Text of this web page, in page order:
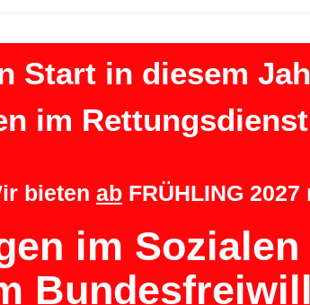
Start in diesem
im
bieten ab FRÜHLING
im Sozialen